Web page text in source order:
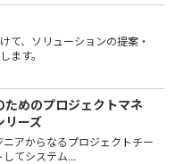
て、ソリューションの提案・
ます。
ためのプロジェクトマネ
リーズ
アからなるプロジェクトチー
てシステム...